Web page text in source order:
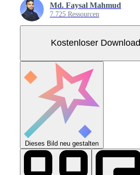
Md. Faysal Mahmud
7.725 Ressourcen
Kostenloser Download
Dieses Bild neu gestalten